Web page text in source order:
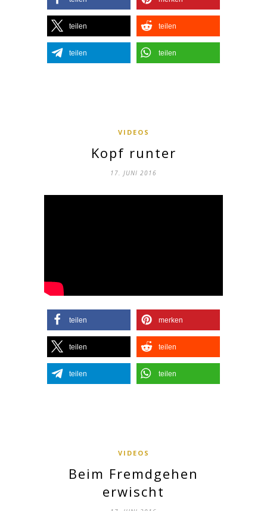
teilen teilen
teilen teilen
VIDEOS
Kopf runter
17. JUNI 2016
teilen merken
teilen teilen
teilen teilen
VIDEOS
Beim Fremdgehen
erwischt